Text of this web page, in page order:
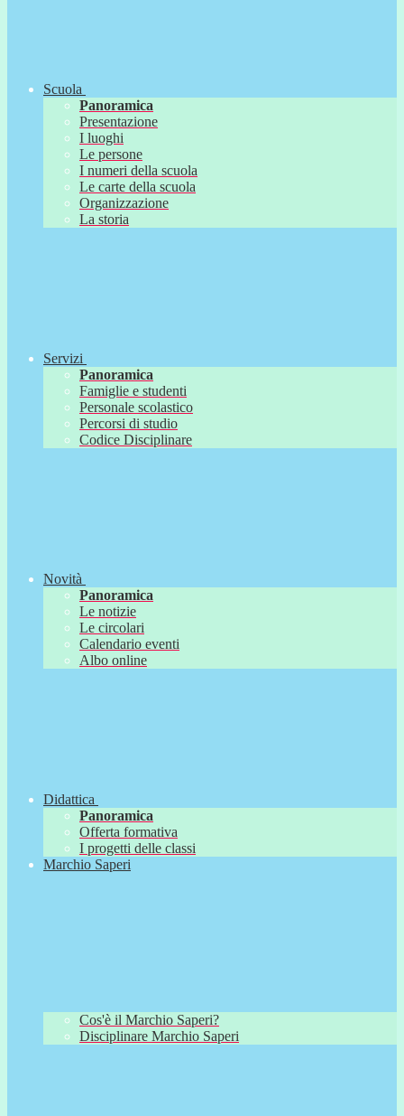
Scuola
Panoramica
Presentazione
I luoghi
Le persone
I numeri della scuola
Le carte della scuola
Organizzazione
La storia
Servizi
Panoramica
Famiglie e studenti
Personale scolastico
Percorsi di studio
Codice Disciplinare
Novità
Panoramica
Le notizie
Le circolari
Calendario eventi
Albo online
Didattica
Panoramica
Offerta formativa
I progetti delle classi
Marchio Saperi
Cos'è il Marchio Saperi?
Disciplinare Marchio Saperi